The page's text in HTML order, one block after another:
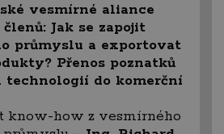
vesmírné aliance
Jak se zapojit
průmyslu a exportovat
Přenos poznatků
technologií do komerční
know-how z vesmírného